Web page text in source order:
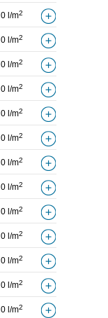
0 l/m2
0 l/m2
0 l/m2
0 l/m2
0 l/m2
0 l/m2
0 l/m2
0 l/m2
0 l/m2
0 l/m2
0 l/m2
0 l/m2
0 l/m2